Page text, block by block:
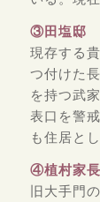
③田塩邸
現存する
つ付けた
を持つ武
表口を警
も住居と
④植村家長
旧大手門